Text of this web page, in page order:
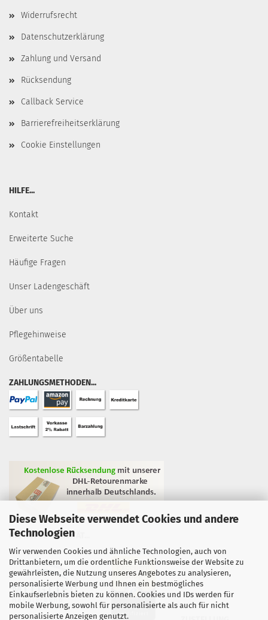
Diese Webseite verwendet Cookies und andere
Technologien
Wir verwenden Cookies und ähnliche Technologien, auch von
Drittanbietern, um die ordentliche Funktionsweise der Website zu
gewährleisten, die Nutzung unseres Angebotes zu analysieren,
personalisierte Werbung und Ihnen ein bestmögliches
Einkaufserlebnis bieten zu können. Cookies und IDs werden für
mobile Werbung, sowohl für personalisierte als auch für nicht
personalisierte Anzeigen genutzt.
Widerrufsrecht
Datenschutzerklärung
Zahlung und Versand
Rücksendung
Callback Service
Barrierefreiheitserklärung
Cookie Einstellungen
HILFE...
Kontakt
Erweiterte Suche
Häufige Fragen
Unser Ladengeschäft
Über uns
Pflegehinweise
Größentabelle
ZAHLUNGSMETHODEN...
GEPRÜFTE QUALITÄT...